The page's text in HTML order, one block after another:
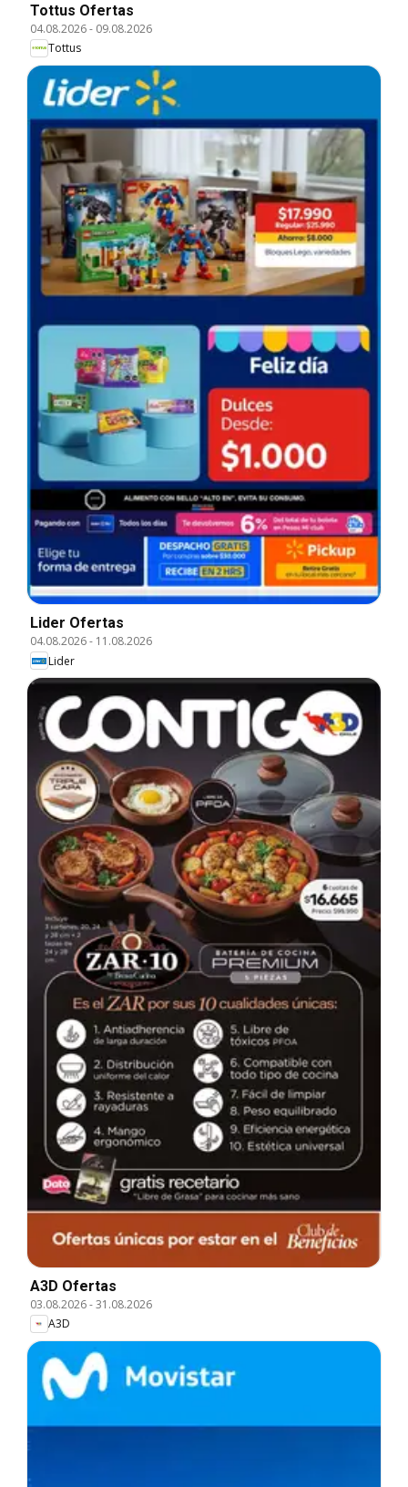
Tottus Ofertas
04.08.2026- 09.08.2026
Tottus
Lider Ofertas
04.08.2026- 11.08.2026
Lider
A3D Ofertas
03.08.2026-31.08.2026
A3D